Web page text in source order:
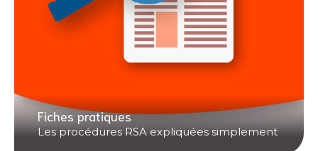
Fiches pratiques
Les procédures RSA expliquées simplement